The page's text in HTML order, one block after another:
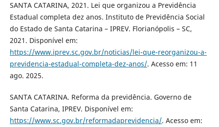
SANTA CATARINA, 2021. Lei que organizou a Previdência
Estadual completa dez anos. Instituto de Previdência Social
do Estado de Santa Catarina – IPREV. Florianópolis – SC,
2021. Disponível em:
https://www.iprev.sc.gov.br/noticias/lei-que-reorganizou-a-
previdencia-estadual-completa-dez-anos/. Acesso em: 11
ago. 2025.
SANTA CATARINA. Reforma da previdência. Governo de
Santa Catarina, IPREV. Disponível em:
https://www.sc.gov.br/reformadaprevidencia/. Acesso em: